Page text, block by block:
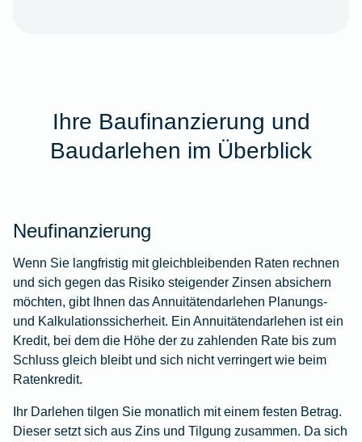
Ihre Baufinanzierung und
Baudarlehen im Überblick
Neufinanzierung
Wenn Sie langfristig mit gleichbleibenden Raten rechnen
und sich gegen das Risiko steigender Zinsen absichern
möchten, gibt Ihnen das Annuitätendarlehen Planungs-
und Kalkulationssicherheit. Ein Annuitätendarlehen ist ein
Kredit, bei dem die Höhe der zu zahlenden Rate bis zum
Schluss gleich bleibt und sich nicht verringert wie beim
Ratenkredit.
Ihr Darlehen tilgen Sie monatlich mit einem festen Betrag.
Dieser setzt sich aus Zins und Tilgung zusammen. Da sich